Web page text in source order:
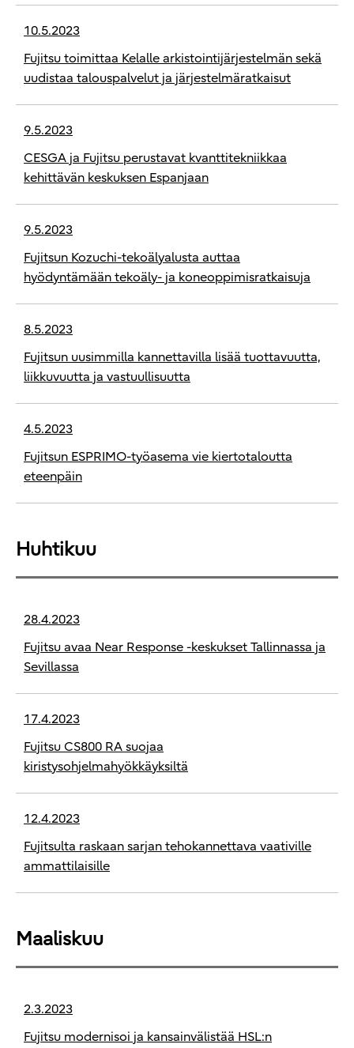
10.5.2023
Fujitsu toimittaa Kelalle arkistointijärjestelmän sekä
uudistaa talouspalvelut ja järjestelmäratkaisut
9.5.2023
CESGA ja Fujitsu perustavat kvanttitekniikkaa
kehittävän keskuksen Espanjaan
9.5.2023
Fujitsun Kozuchi-tekoälyalusta auttaa
hyödyntämään tekoäly- ja koneoppimisratkaisuja
8.5.2023
Fujitsun uusimmilla kannettavilla lisää tuottavuutta,
liikkuvuutta ja vastuullisuutta
4.5.2023
Fujitsun ESPRIMO-työasema vie kiertotaloutta
eteenpäin
Huhtikuu
28.4.2023
Fujitsu avaa Near Response -keskukset Tallinnassa ja
Sevillassa
17.4.2023
Fujitsu CS800 RA suojaa
kiristysohjelmahyökkäyksiltä
12.4.2023
Fujitsulta raskaan sarjan tehokannettava vaativille
ammattilaisille
Maaliskuu
2.3.2023
Fujitsu modernisoi ja kansainvälistää HSL:n